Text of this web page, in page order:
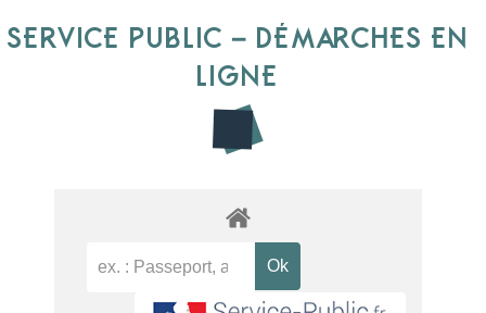
SERVICE PUBLIC – DÉMARCHES EN
LIGNE